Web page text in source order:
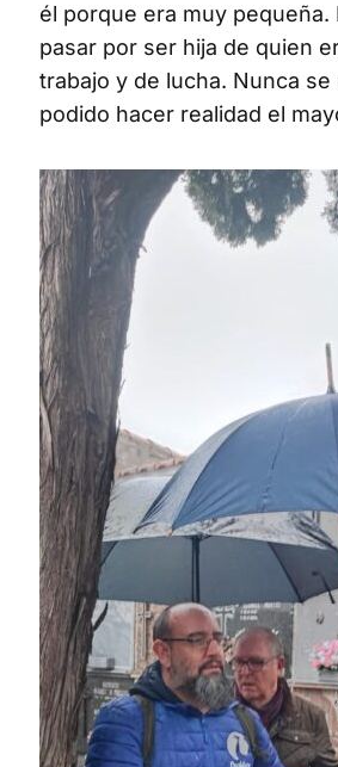
él porque era muy
pasar por ser hija de quien
trabajo y de lucha. Nunca
podido hacer realidad el